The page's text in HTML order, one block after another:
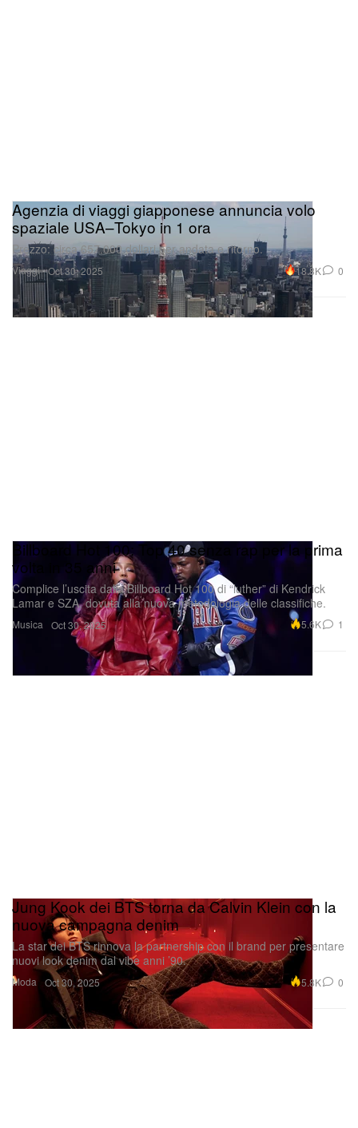
Viaggi
Agenzia di viaggi giapponese annuncia volo
spaziale USA–Tokyo in 1 ora
Prezzo: circa 657.000 dollari per andata e ritorno.
Oct 30, 2025 18.8K 0
Musica
Billboard Hot 100: Top 40 senza rap per la prima
volta in 35 anni
Complice l’uscita dalla Billboard Hot 100 di “luther” di Kendrick
Lamar e SZA, dovuta alla nuova metodologia delle classifiche.
Oct 30, 2025 5.6K 1
Moda
Jung Kook dei BTS torna da Calvin Klein con la
nuova campagna denim
La star dei BTS rinnova la partnership con il brand per presentare
nuovi look denim dal vibe anni ’90.
Oct 30, 2025 5.8K 0